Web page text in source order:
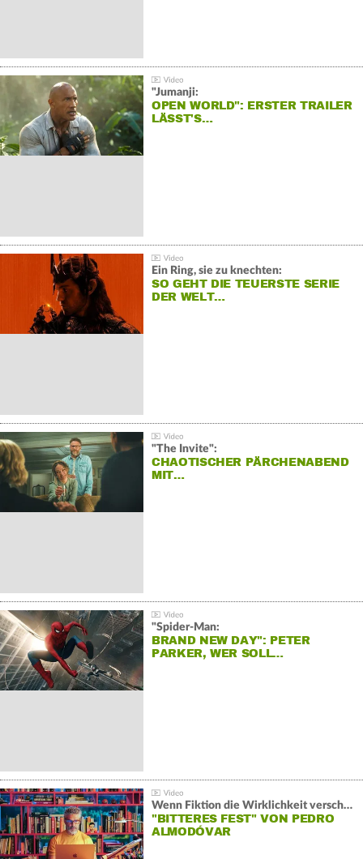
"Jumanji:
OPEN WORLD": ERSTER TRAILER
LÄSST'S…
Ein Ring, sie zu knechten:
SO GEHT DIE TEUERSTE SERIE
DER WELT…
"The Invite":
CHAOTISCHER PÄRCHENABEND
MIT…
"Spider-Man:
BRAND NEW DAY": PETER
PARKER, WER SOLL…
Wenn Fiktion die Wirklichkeit verschiebt:
"BITTERES FEST" VON PEDRO
ALMODÓVAR